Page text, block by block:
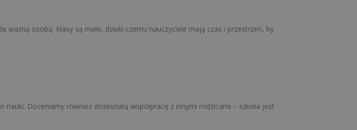
ważną osobą. Klasy są małe, dzięki czemu nauczyciele mają czas i przestrzeń, by
Doceniamy również doskonałą współpracę z innymi rodzicami – szkoła jest